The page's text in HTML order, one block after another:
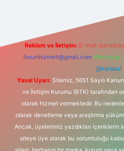
Reklam ve İletişim: E-mail:
forumhizmeti@gmail.com Whatsapp:
@karabul
Yasal Uyarı: Sitemiz, 5651 Sayılı
ve İletişim Kurumu (BTK) tarafından
olarak hizmet vermektedir. Bu
olarak denetleme veya araştırma
Ancak, üyelerimiz yazdıkları içeriklerin
siteye üye olarak bu sorumluluğu